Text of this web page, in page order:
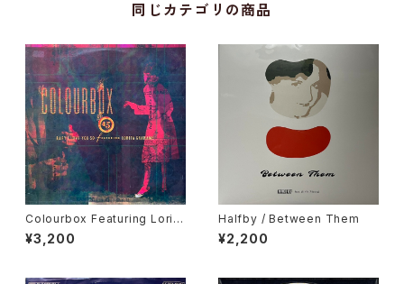
同じカテゴリの商品
Colourbox Featuring Lorita
Grahame / Baby I Love You
So
¥3,200
Halfby / Between Them
¥2,200